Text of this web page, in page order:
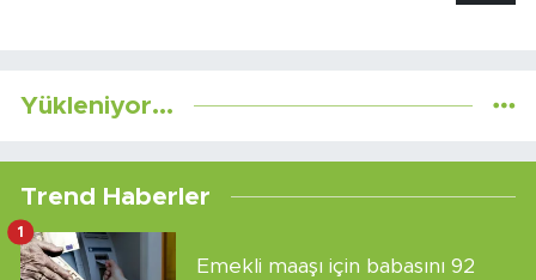
Yükleniyor...
Trend Haberler
Emekli maaşı için babasını 92
1